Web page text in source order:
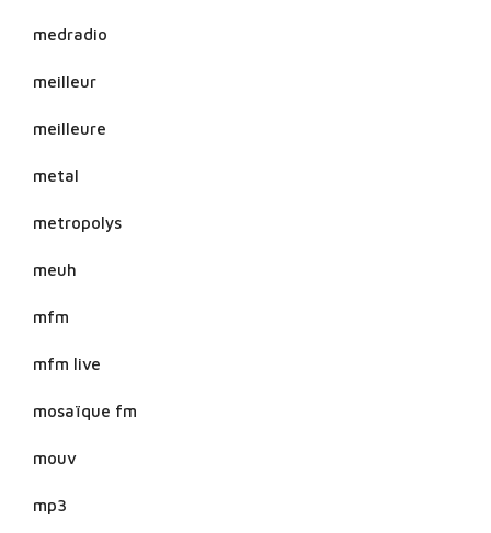
medradio
meilleur
meilleure
metal
metropolys
meuh
mfm
mfm live
mosaïque fm
mouv
mp3